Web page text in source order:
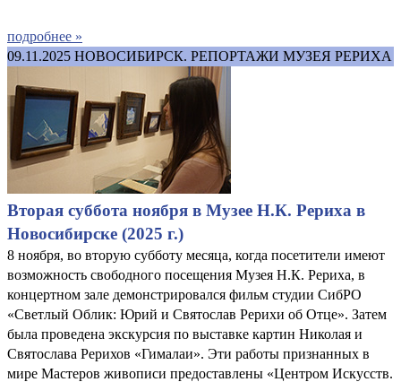
подробнее »
09.11.2025 НОВОСИБИРСК. РЕПОРТАЖИ МУЗЕЯ РЕРИХА
Вторая суббота ноября в Музее Н.К. Рериха в
Новосибирске (2025 г.)
8 ноября, во вторую субботу месяца, когда посетители имеют
возможность свободного посещения Музея Н.К. Рериха, в
концертном зале демонстрировался фильм студии СибРО
«Светлый Облик: Юрий и Святослав Рерихи об Отце». Затем
была проведена экскурсия по выставке картин Николая и
Святослава Рерихов «Гималаи». Эти работы признанных в
мире Мастеров живописи предоставлены «Центром Искусств.